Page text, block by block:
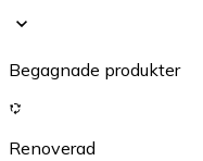
Begagnade produkter
Renoverad